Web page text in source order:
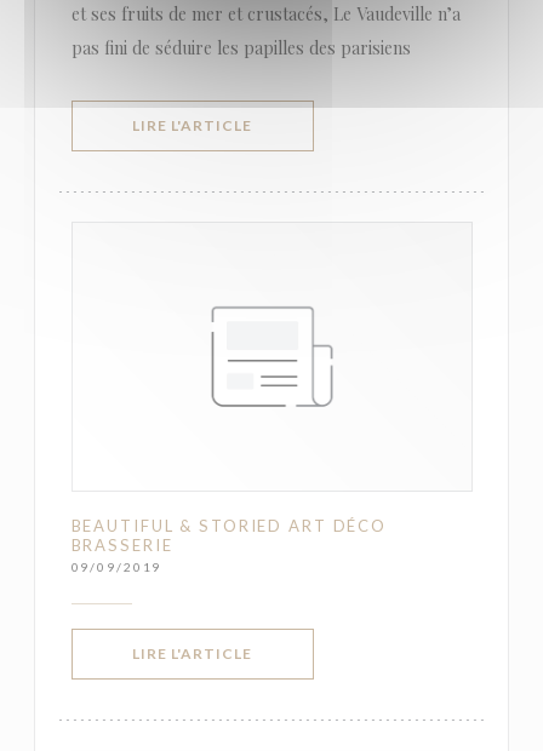
et ses fruits de mer et crustacés, Le Vaudeville n’a
pas fini de séduire les papilles des parisiens
LIRE L'ARTICLE
BEAUTIFUL & STORIED ART DÉCO
BRASSERIE
09/09/2019
LIRE L'ARTICLE